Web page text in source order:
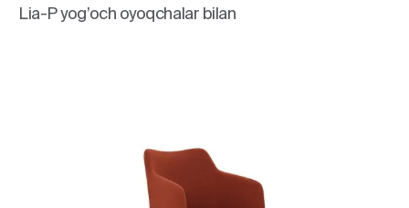
Lia-P yog’och oyoqchalar bilan